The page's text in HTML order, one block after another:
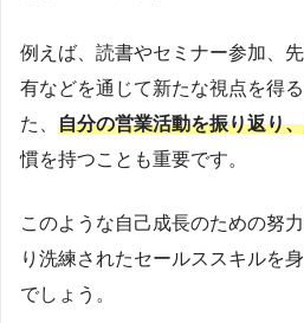
例えば、読書やセミナー参加、
有などを通じて新たな視点を得
た、 自分の営業活動を振り返り
慣を持つことも重要です。
このような自己成長のための努
り洗練されたセールススキルを
でしょう。